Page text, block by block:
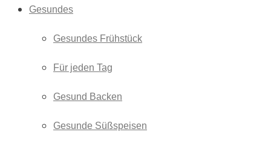
Gesundes
Gesundes Frühstück
Für jeden Tag
Gesund Backen
Gesunde Süßspeisen